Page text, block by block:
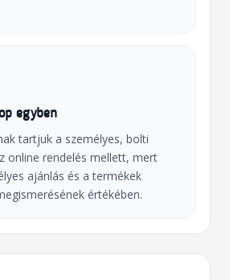
egyben
tartjuk a személyes, bolti
online rendelés mellett, mert
ajánlás és a termékek
értékében.